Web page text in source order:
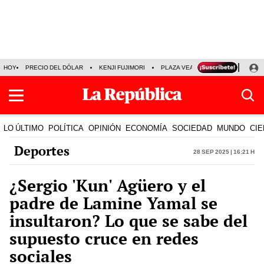
HOY PRECIO DEL DÓLAR KENJI FUJIMORI PLAZA VEA FERIADOS
LO ÚLTIMO POLÍTICA OPINIÓN ECONOMÍA SOCIEDAD MUNDO
Deportes 28 Sep 2025 | 16:21 h
¿Sergio 'Kun' Agüero y el
padre de Lamine Yamal se
insultaron? Lo que se sabe del
supuesto cruce en redes
sociales